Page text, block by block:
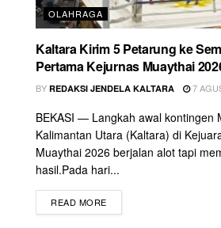
OLAHRAGA
Kaltara Kirim 5 Petarung ke
Pertama Kejurnas Muaythai
BY REDAKSI JENDELA KALTARA 7
BEKASI — Langkah awal kontingen
Kalimantan Utara (Kaltara) di
Muaythai 2026 berjalan alot tapi
hasil.Pada hari...
READ MORE